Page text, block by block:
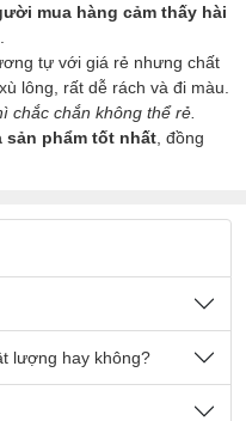
mua hàng cảm thấy hài
tự với giá rẻ nhưng chất
lông, rất dễ rách và đi màu.
chắc chắn không thể rẻ.
phẩm tốt nhất , đồng
số kg ở mô tả sản
hợp cho tất cả mọi
lượng hay không?
1 cao cấp